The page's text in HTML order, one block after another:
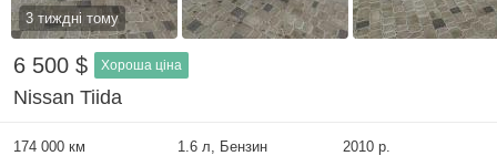
3 тиждні тому
6 500 $ Хороша ціна
Nissan Tiida
174 000 км 1.6 л, Бензин
2010 р.